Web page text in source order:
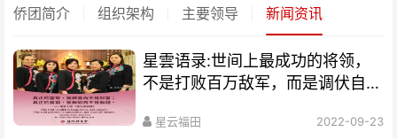
侨团简介 组织架构 主要领导 新闻资讯
星雲语录:世间上最成功的将领，
不是打败百万敌军，而是调伏自己
星云福田 2022-09-23